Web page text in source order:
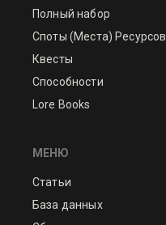
Полный набор
Споты (Места) Ресурсов
Квесты
Способности
Lore Books
МЕНЮ
Статьи
База данных